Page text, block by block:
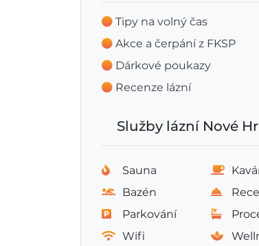
Tipy na volný čas
Akce a čerpání z FKSP
Dárkové poukazy
Recenze lázní
Služby lázní Nové
Sauna
Bazén
Parkování
Wifi